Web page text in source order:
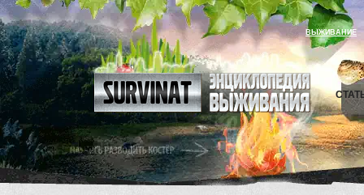
ВЫЖИВАНИЕ